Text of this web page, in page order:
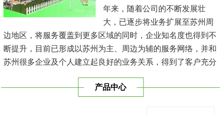
年来，随着公司的不断发展壮
大，已逐步将业务扩展至苏州周
边地区，将服务覆盖到更多区域的同时，企业知名度也得到不
断提升，目前已形成以苏州为主、周边为辅的服务网络，并和
苏州很多企业及个人建立起良好的业务关系，得到了客户充分
与时俱进，树立良好的企业形象，以优质的服务、优质的技术
产品中心